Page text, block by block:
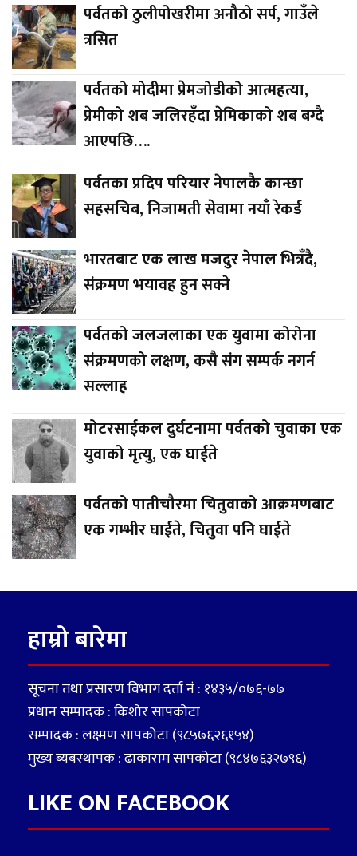
पर्वतको ठुलीपोखरीमा अनौठो सर्प, गाउँले
त्रसित
पर्वतको मोदीमा प्रेमजोडीको आत्महत्या,
प्रेमीको शब जलिरहँदा प्रेमिकाको शब बग्दै
आएपछि….
पर्वतका प्रदिप परियार नेपालकै कान्छा
सहसचिब, निजामती सेवामा नयाँ रेकर्ड
भारतबाट एक लाख मजदुर नेपाल भित्रँदै,
संक्रमण भयावह हुन सक्ने
पर्वतको जलजलाका एक युवामा कोरोना
संक्रमणको लक्षण, कसै संग सम्पर्क नगर्न
सल्लाह
मोटरसाईकल दुर्घटनामा पर्वतको चुवाका एक
युवाको मृत्यु, एक घाईते
पर्वतको पातीचौरमा चितुवाको आक्रमणबाट
एक गम्भीर घाईते, चितुवा पनि घाईते
हाम्रो बारेमा
सूचना तथा प्रसारण विभाग दर्ता नं : १४३५/०७६-७७
प्रधान सम्पादक : किशोर सापकोटा
सम्पादक : लक्ष्मण सापकोटा (९८५७६२६१५४)
मुख्य ब्यबस्थापक : ढाकाराम सापकोटा (९८४७६३२७९६)
LIKE ON FACEBOOK